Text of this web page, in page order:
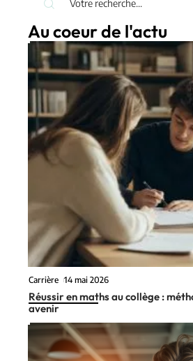
Au coeur de l'actu
Carrière 14 mai 2026
Réussir en maths au collège :
avenir